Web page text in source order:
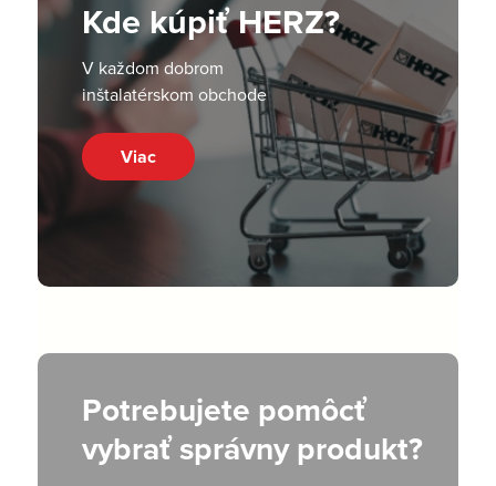
Kde kúpiť HERZ?
V každom dobrom
inštalatérskom obchode
Viac
Potrebujete pomôcť
vybrať správny produkt?